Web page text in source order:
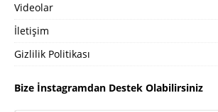
Videolar
İletişim
Gizlilik Politikası
Bize İnstagramdan Destek Olabilirsiniz